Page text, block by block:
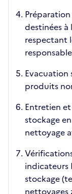
destinées
respectant
responsable
Evacuation
produits
Entretien
stockage
nettoyage
indicateurs
stockage
nettoyages